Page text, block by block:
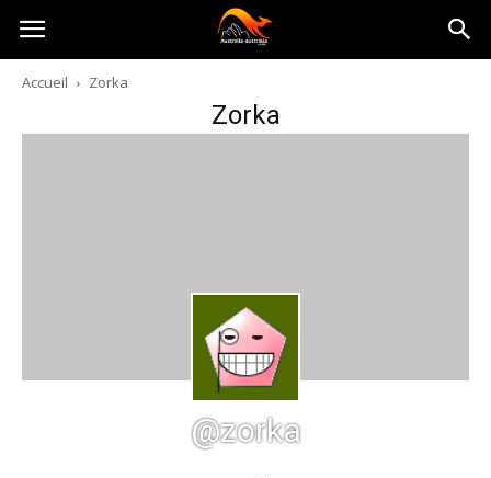
Australia-
australie.com
Accueil Zorka
Zorka
@zorka